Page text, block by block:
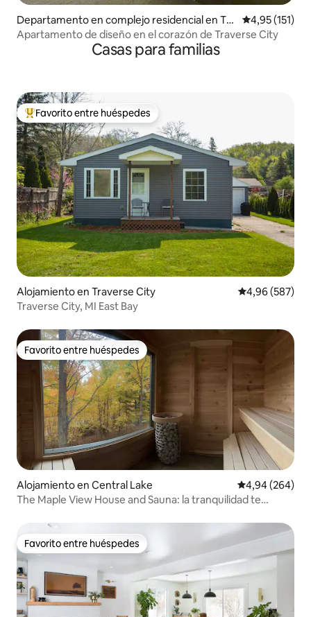
Departamento en complejo residencial en Tra
verse City
Calificación
4,95 (151)
Apartamento de diseño en el corazón de Traverse City
Casas para familias
Favorito entre los huéspedes más destacados
Favorito entre huéspedes
Alojamiento en Traverse City Calificación
4,96 (587)
Traverse City, MI East Bay
Favorito entre huéspedes
Favorito entre huéspedes
Alojamiento en Central Lake Calificación
4,94 (264)
The Maple View House and Sauna: la tranquilidad te
Favorito entre huéspedes
Favorito entre huéspedes